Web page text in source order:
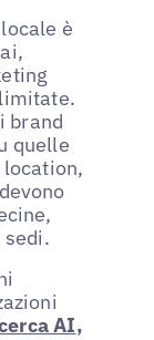
è
brand
quelle
AI,